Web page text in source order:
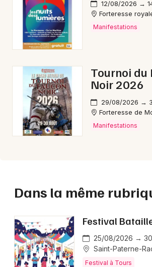
12/08/2026 →
Forteresse
Manifestations
Tournoi du
Noir 2026
29/08/2026 →
Forteresse de
Manifestations
Dans la même
Festival
25/08/2026 →
Saint-Paterne-
Festival à Tours